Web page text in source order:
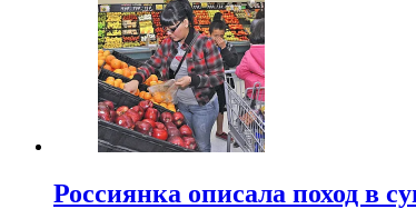
Россиянка описала поход в